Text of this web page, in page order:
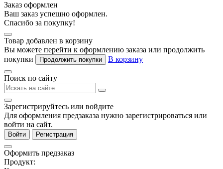
Заказ оформлен
Ваш заказ успешно оформлен.
Спасибо за покупку!
Товар добавлен в корзину
Вы можете перейти к оформлению заказа или продолжить
покупки
Продолжить покупки В корзину
Поиск по сайту
Зарегистрируйтесь или войдите
Для оформления предзаказа нужно зарегистрироваться или
войти на сайт.
Войти Регистрация
Оформить предзаказ
Продукт: